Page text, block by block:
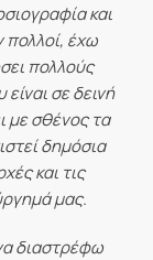
και
πολλοί, έχω
πολλούς
σε δεινή
με σθένος τα
δημόσια
και τις
μας.
διαστρέφω